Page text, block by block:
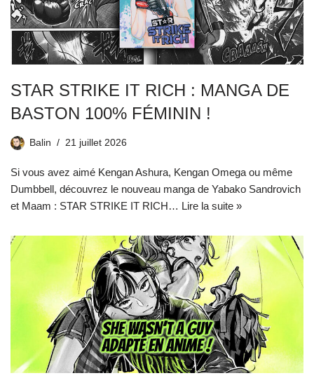
STAR STRIKE IT RICH : MANGA DE
BASTON 100% FÉMININ !
Balin 21 juillet 2026
Si vous avez aimé Kengan Ashura, Kengan Omega ou même
Dumbbell, découvrez le nouveau manga de Yabako Sandrovich
et Maam : STAR STRIKE IT RICH… Lire la suite »